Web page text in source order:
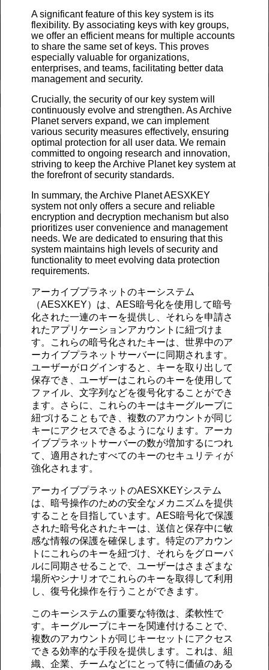
A significant feature of this key system is its
flexibility. By associating keys with key groups,
we offer an efficient means for multiple accounts
to share the same set of keys. This proves
especially valuable for organizations,
enterprises, and teams, facilitating better data
management and security.
Crucially, the security of our key system will
continuously evolve and strengthen. As Archive
Planet servers expand, we can implement
various security measures effectively, ensuring
optimal protection for all user data. We remain
committed to ongoing research and innovation,
striving to keep the Archive Planet key system at
the forefront of security standards.
In summary, the Archive Planet AESXKEY
system not only offers a secure and reliable
encryption and decryption mechanism but also
prioritizes user convenience and management
needs. We are dedicated to ensuring that this
system maintains high levels of security and
functionality to meet evolving data protection
requirements.
アーカイブプラネットのキーシステム
（AESXKEY）は、AES暗号化を使用して暗号
化された一連のキーを提供し、それらを申請さ
れたアプリケーションアカウントに紐づけま
す。これらの暗号化されたキーは、世界中のア
ーカイブプラネットサーバーに同期されます。
ユーザーがログインすると、キーを取り出して
保存でき、ユーザーはこれらのキーを使用して
ファイル、文字列などを復号化することができ
ます。さらに、これらのキーはキーグループに
紐づけることもでき、複数のアカウントが同じ
キーにアクセスできるようになります。アーカ
イブプラネットサーバーの数が増加するにつれ
て、適用されたすべてのキーのセキュリティが
強化されます。
アーカイブプラネットのAESXKEYシステム
は、暗号操作のための安全なメカニズムを提供
することを目指しています。AES暗号化で保護
された暗号化されたキーは、送信と保存中に敏
感な情報の保護を確保します。特定のアカウン
トにこれらのキーを紐づけ、それらをグローバ
ルに同期させることで、ユーザーはさまざまな
場所やシナリオでこれらのキーを取得して利用
し、復号化操作を行うことができます。
このキーシステムの重要な特徴は、柔軟性で
す。キーグループにキーを関連付けることで、
複数のアカウントが同じキーセットにアクセス
できる効率的な手段を提供します。これは、組
織、企業、チームなどにとって特に価値のある